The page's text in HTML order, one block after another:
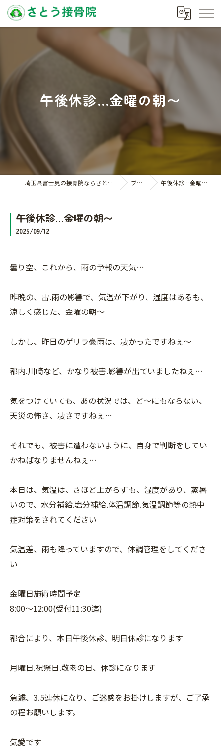
午後休診…金曜の朝〜
埼玉県富士見の接骨院ならさとう接骨院 ブログ 午後休診…金曜の朝〜
午後休診…金曜の朝〜
2025/09/12
曇り空、これから、雨の予報の天気…
昨晩の、雷.雨の影響で、気温が下がり、湿度はあるも、
涼しく感じた、金曜の朝〜
しかし、昨日のゲリラ豪雨は、凄かったですねぇ〜
都内.川崎など、かなり被害.影響が出ていましたねぇ…
気をつけていても、あの状況では、ど〜にもならない、
天災の怖さ、凄さですねぇ…
それでも、被害に遭わないように、自身で判断をしてい
かねばなりませんねぇ…
本日は、気温は、さほど上がらずも、湿度があり、蒸暑
いので、水分補給.塩分補給.体温調節.気温調節等の熱中
症対策をされてください
気温差、雨も降っていますので、体調管理をしてくださ
い
金曜日施術時間予定
8:00〜12:00(受付11:30迄)
都合により、本日午後休診、明日休診になります
月曜日.祝祭日.敬老の日、休診になります
急遽、3.5連休になり、ご迷惑をお掛けしますが、ご了承
の程お願いします。
気愛です